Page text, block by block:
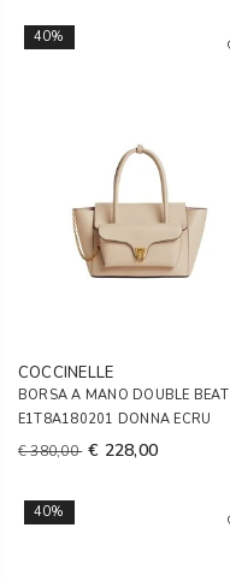
40%
COCCINELLE
BORSA A MANO DOUBLE BEAT
E1T8A180201 DONNA ECRU
€ 380,00 € 228,00
40%